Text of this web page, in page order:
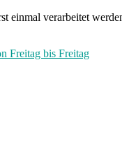
verarbeitet
Freitag bis Freitag